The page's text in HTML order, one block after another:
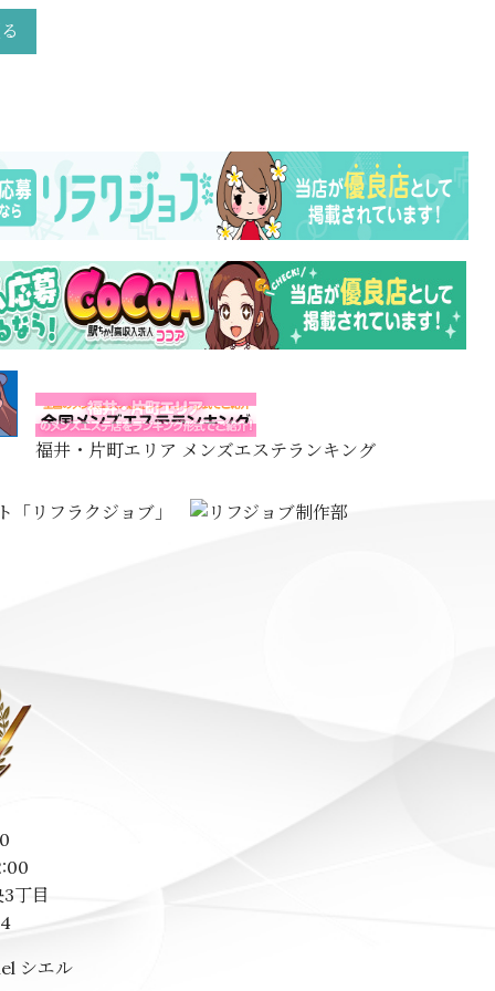
福井・片町エリア メンズエステランキング
丁目
シエル